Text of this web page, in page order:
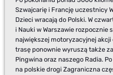
Szwajcarię i Francję uczestnicy
Dzieci wracają do Polski. W
i Nauki w Warszawie rozpocznie
największej motoryzacyjnej
trasę ponownie wyruszą także
Pingwina oraz naszego Radia.
na polskie drogi Zagraniczna